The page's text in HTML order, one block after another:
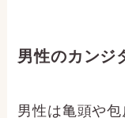
男性のカンジ
男性は亀頭や